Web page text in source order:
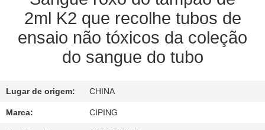
PEÇA
MAPA
2ml K2 que recolhe tubos de
ensaio não tóxicos da coleção
do sangue do tubo
Lugar de origem: CHINA
Marca: CIPING